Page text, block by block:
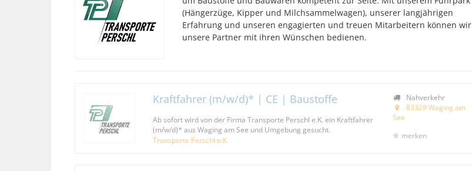
(Hängerzüge, Kipper und Milchsammelwagen), unserer langjährigen
Erfahrung und unseren engagierten und treuen Mitarbeitern können wir
unsere Partner mit ihren Wünschen bedienen.
Kraftfahrer (m/w/d)* | CE | Baustoffe
Ab sofort wird von der Firma Transporte Perschl e.K. ein Kraftfahrer
(m/w/d)* aus Waging am See und Umgebung gesucht.
Transporte Perschl e.K.
Nahverkehr
83329 Waging am
See
merken